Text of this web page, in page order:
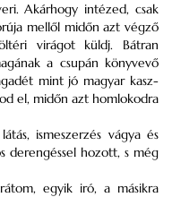
Akárhogy intézed, csak
mellől midőn azt végző
virágot küldj. Bátran
a csupán könyvevő
mint jó magyar kasz-
el, midőn azt homlokodra
ismeszerzés vágya és
derengéssel hozott, s még
egyik iró, a másikra